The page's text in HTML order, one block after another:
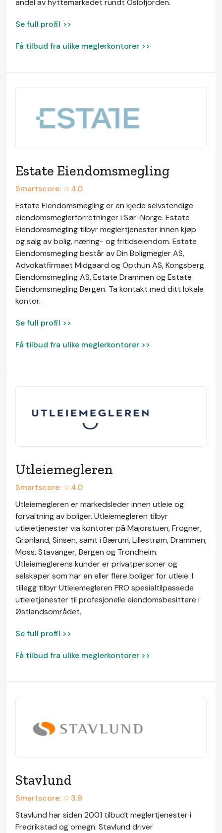
andel av hyttemarkedet rundt Oslofjorden.
Se full profil >>
Få tilbud fra ulike meglerkontorer >>
Estate Eiendomsmegling
Smartscore: ☆4.0
Estate Eiendomsmegling er en kjede selvstendige
eiendomsmeglerforretninger i Sør-Norge. Estate
Eiendomsmegling tilbyr meglertjenester innen kjøp
og salg av bolig, næring- og fritidseiendom. Estate
Eiendomsmegling består av Din Boligmegler AS,
Advokatfirmaet Midgaard og Opthun AS, Kongsberg
Eiendomsmegling AS, Estate Drammen og Estate
Eiendomsmegling Bergen. Ta kontakt med ditt lokale
kontor.
Se full profil >>
Få tilbud fra ulike meglerkontorer >>
Utleiemegleren
Smartscore: ☆4.0
Utleiemegleren er markedsleder innen utleie og
forvaltning av boliger. Utleiemegleren tilbyr
utleietjenester via kontorer på Majorstuen, Frogner,
Grønland, Sinsen, samt i Bærum, Lillestrøm, Drammen,
Moss, Stavanger, Bergen og Trondheim.
Utleiemeglerens kunder er privatpersoner og
selskaper som har en eller flere boliger for utleie. I
tillegg tilbyr Utleiemegleren PRO spesialtilpassede
utleietjenester til profesjonelle eiendomsbesittere i
Østlandsområdet.
Se full profil >>
Få tilbud fra ulike meglerkontorer >>
Stavlund
Smartscore: ☆3.9
Stavlund har siden 2001 tilbudt meglertjenester i
Fredrikstad og omegn. Stavlund driver